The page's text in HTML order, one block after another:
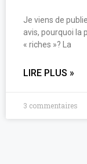
Je viens de
avis, pourquoi la
« riches »? La
LIRE PLUS »
3 commentaires